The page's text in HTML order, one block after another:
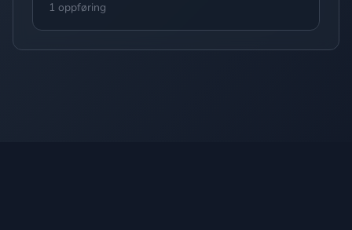
1 oppføring